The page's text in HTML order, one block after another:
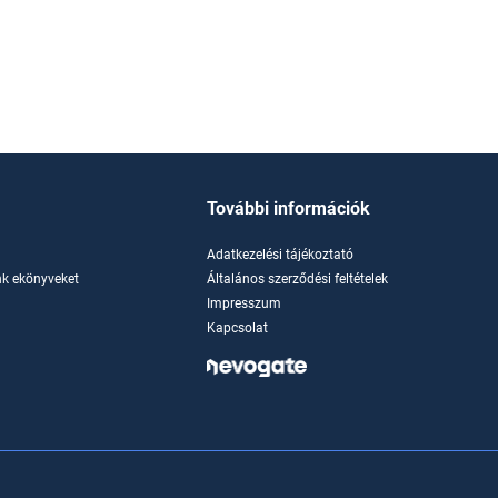
ekönyveket
További információk
Adatkezelési tájékoztató
Általános szerződési feltételek
Impresszum
Kapcsolat